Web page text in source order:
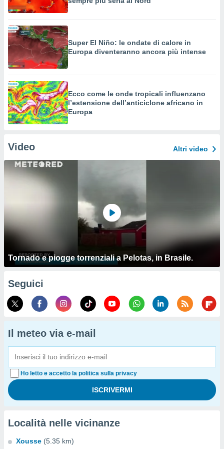
Super El Niño: le ondate di calore in
Europa diventeranno ancora più intense
Ecco come le onde tropicali influenzano
l’estensione dell’anticiclone africano in
Europa
Video Altri video
Tornado e piogge torrenziali a Pelotas, in Brasile.
Seguici
Il meteo via e-mail
Ho letto e accetto la politica sulla privacy
Località nelle vicinanze
Xousse (5.35 km)